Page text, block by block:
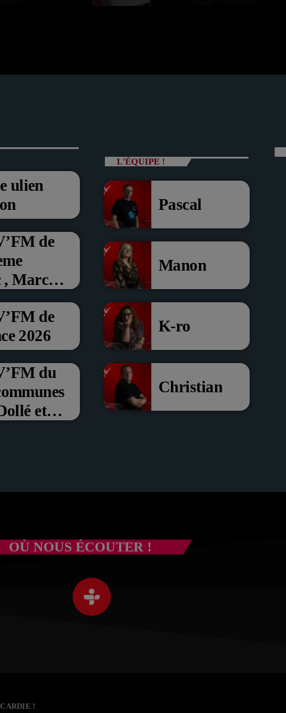
ulien
de
Marche
de
2026
du
et
L'ÉQUIPE !
Pascal
Manon
K-ro
Christian
OÙ NOUS ÉCOUTER !
!